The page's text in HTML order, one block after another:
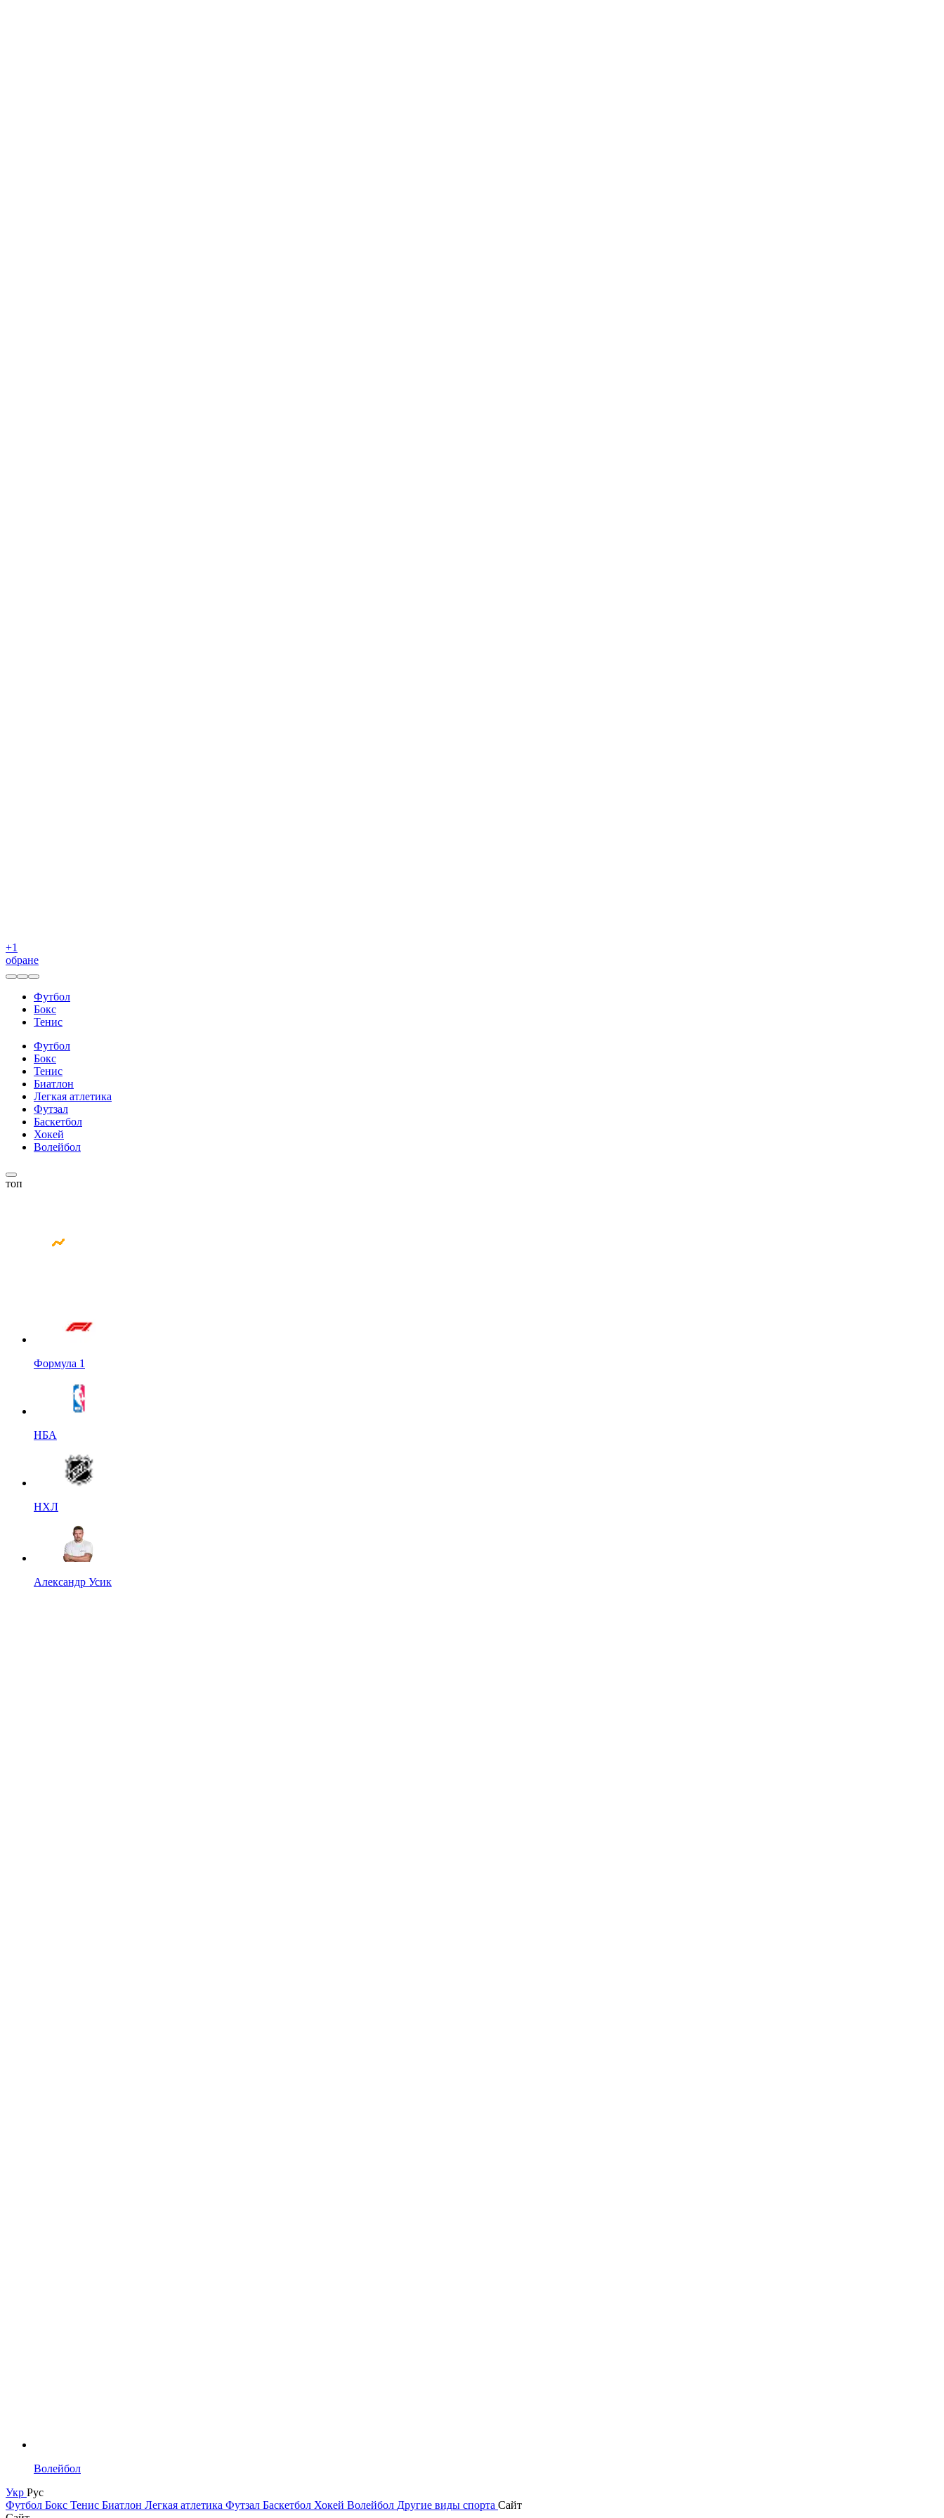
+1
обране
Футбол
Бокс
Тенис
Футбол
Бокс
Тенис
Биатлон
Легкая атлетика
Футзал
Баскетбол
Хокей
Волейбол
топ
Формула 1
НБА
НХЛ
Александр Усик
Волейбол
Укр Рус
Футбол Бокс Тенис Биатлон Легкая атлетика Футзал Баскетбол Хокей Волейбол Другие виды спорта Сайт